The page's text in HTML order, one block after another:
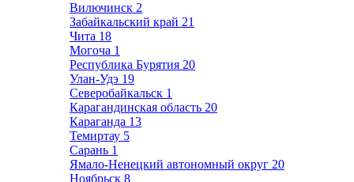
Вилючинск 2
Забайкальский край 21
Чита 18
Могоча 1
Республика Бурятия 20
Улан-Удэ 19
Северобайкальск 1
Карагандинская область 20
Караганда 13
Темиртау 5
Сарань 1
Ямало-Ненецкий автономный округ 20
Ноябрьск 8